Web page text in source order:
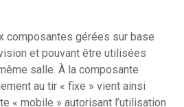
composantes gérées sur base
et pouvant être utilisées
salle. À la composante
au tir « fixe » vient ainsi
« mobile » autorisant l’utilisation